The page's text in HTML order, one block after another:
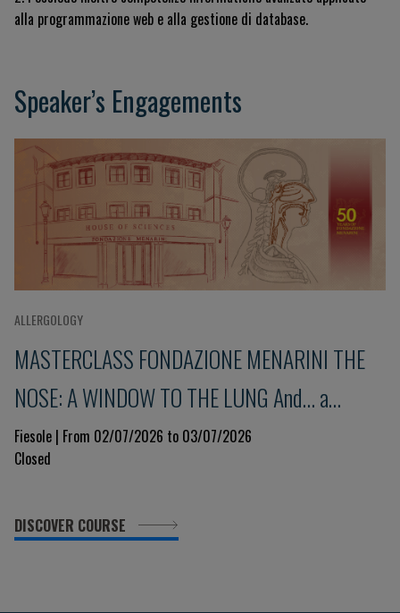
alla programmazione web e alla gestione di database.
Speaker’s Engagements
ALLERGOLOGY
MASTERCLASS FONDAZIONE MENARINI THE
NOSE: A WINDOW TO THE LUNG And... a
glimpse into the immune system 9th Edition
Fiesole | From 02/07/2026 to 03/07/2026
Closed
DISCOVER COURSE